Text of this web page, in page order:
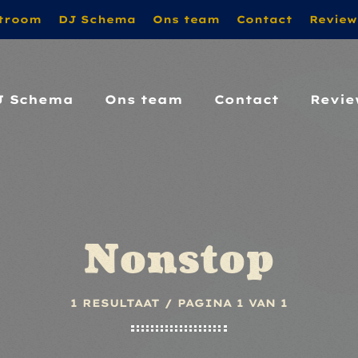
DOOR!!! MET VRIENDELIJKE GROET VAN
DJ Schema Ons team Contact Review
Schema Ons team Contact
Nonstop
1 RESULTAAT / PAGINA 1 VAN 1